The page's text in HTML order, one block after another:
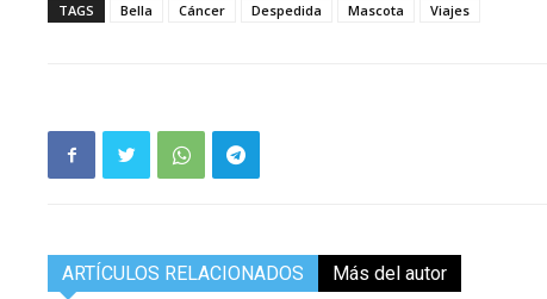
TAGS
Bella Cáncer Despedida Mascota Viajes
ARTÍCULOS RELACIONADOS Más del autor